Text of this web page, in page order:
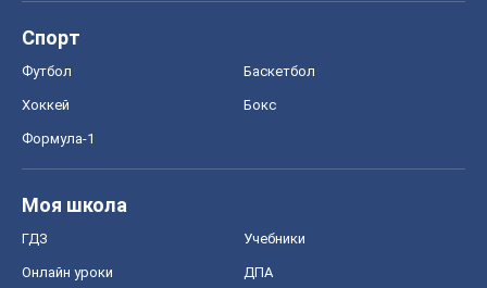
Спорт
Футбол Баскетбол
Хоккей Бокс
Формула-1
Моя школа
ГДЗ Учебники
Онлайн уроки ДПА